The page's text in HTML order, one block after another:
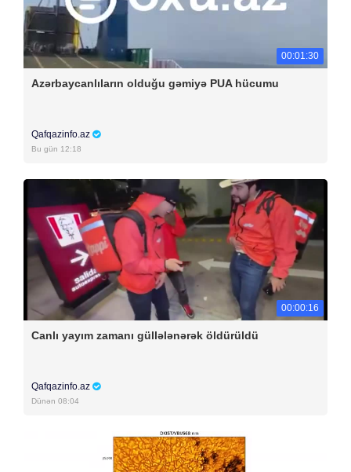
00:01:30
Azərbaycanlıların olduğu gəmiyə PUA hücumu
Qafqazinfo.az
Bu gün 12:18
00:00:16
Canlı yayım zamanı güllələnərək öldürüldü
Qafqazinfo.az
Dünən 08:04